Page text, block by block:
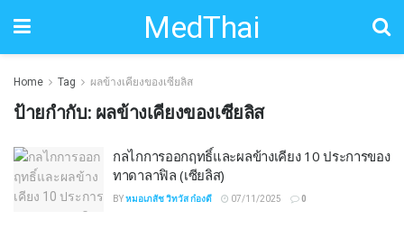
MedThai
Home Tag ผลข้างเคียงของเซียลิส
ป้ายกำกับ: ผลข้างเคียงของเซียลิส
กลไกการออกฤทธิ์และผลข้างเคียง 10 ประการของ
ทาดาลาฟิล (เซียลิส)
BYหมอเภสัช วิทวัส ก๋องดี 07/11/2025 0